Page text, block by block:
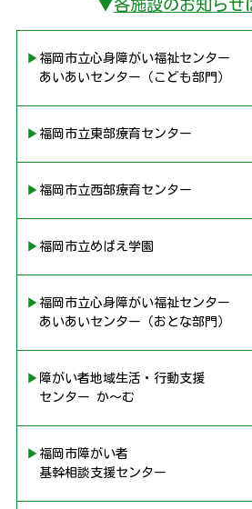
▼各施設のお知らせ
▶︎福岡市立心身障がい福祉センター
あいあいセンター（こども部門）
▶︎福岡市立東部療育センター
▶︎福岡市立西部療育センター
▶︎福岡市立めばえ学園
▶︎福岡市立心身障がい福祉センター
あいあいセンター（おとな部門）
▶︎障がい者地域生活・行動支援
センター か〜む
▶︎福岡市障がい者
基幹相談支援センター